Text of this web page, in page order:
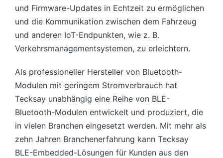
und Firmware-Updates in Echtzeit zu ermöglichen
und die Kommunikation zwischen dem Fahrzeug
und anderen IoT-Endpunkten, wie z. B.
Verkehrsmanagementsystemen, zu erleichtern.
Als professioneller Hersteller von Bluetooth-
Modulen mit geringem Stromverbrauch hat
Tecksay unabhängig eine Reihe von BLE-
Bluetooth-Modulen entwickelt und produziert, die
in vielen Branchen eingesetzt werden. Mit mehr als
zehn Jahren Branchenerfahrung kann Tecksay
BLE-Embedded-Lösungen für Kunden aus den